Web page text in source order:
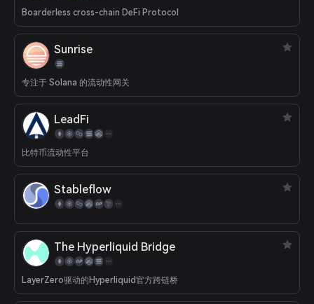
Boarderless cross-chain DeFi Protocol
Sunrise
专注于 Solana 的流动性网关
LeadFi
比特币流动性平台
Stableflow
The Hyperliquid Bridge
LayerZero驱动的Hyperliquid官方跨链桥